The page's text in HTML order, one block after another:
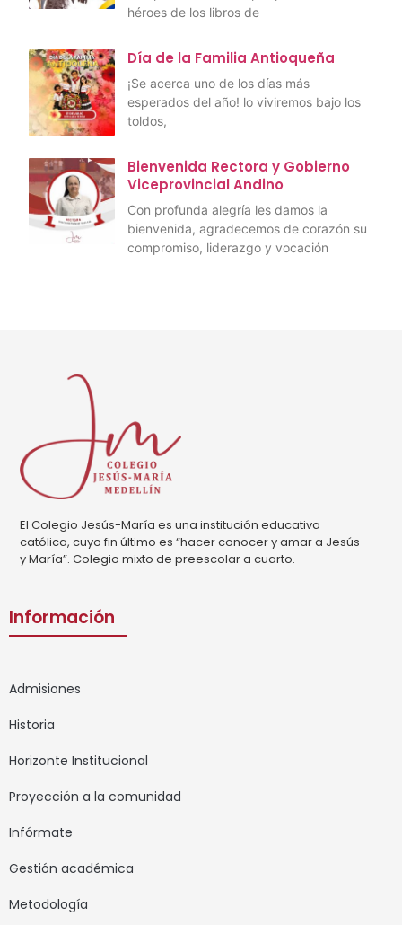
héroes de los libros de
Día de la Familia Antioqueña
¡Se acerca uno de los días más
esperados del año! lo viviremos bajo los
toldos,
Bienvenida Rectora y Gobierno
Viceprovincial Andino
Con profunda alegría les damos la
bienvenida, agradecemos de corazón su
compromiso, liderazgo y vocación
El Colegio Jesús-María es una institución educativa
católica, cuyo fin último es “hacer conocer y amar a Jesús
y María”. Colegio mixto de preescolar a cuarto.
Información
Admisiones
Historia
Horizonte Institucional
Proyección a la comunidad
Infórmate
Gestión académica
Metodología